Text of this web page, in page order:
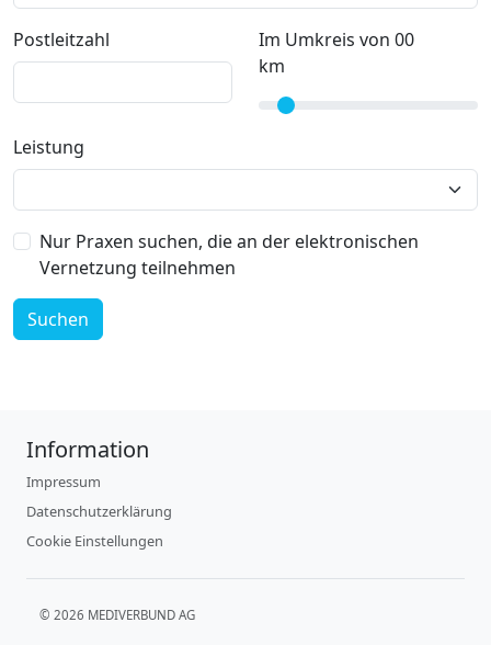
Postleitzahl
Im Umkreis von 00
km
Leistung
Nur Praxen suchen, die an der elektronischen
Vernetzung teilnehmen
Suchen
Information
Impressum
Datenschutzerklärung
Cookie Einstellungen
© 2026 MEDIVERBUND AG